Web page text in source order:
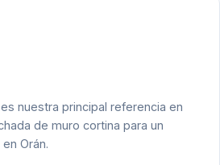
es nuestra principal referencia en
de muro cortina para un
Orán.